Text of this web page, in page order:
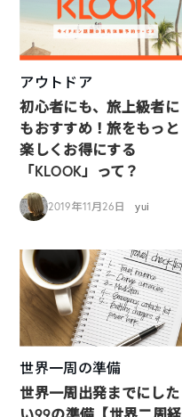
アウトドア
初心者にも、旅上級者に
もおすすめ！旅をもっと
楽しくお得にする
「KLOOK」って？
2019年11月26日 yui
世界一周の準備
世界一周出発までにした